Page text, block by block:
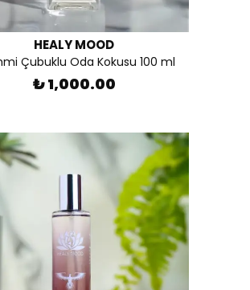
HEALY MOOD
Çubuklu Oda Kokusu 100 ml
₺ 1,000.00